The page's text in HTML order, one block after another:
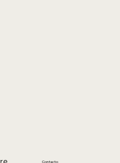
Contacto